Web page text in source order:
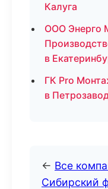
Калуга
ООО Энерго
в
ГК Pro
в
← Все
Сибирский